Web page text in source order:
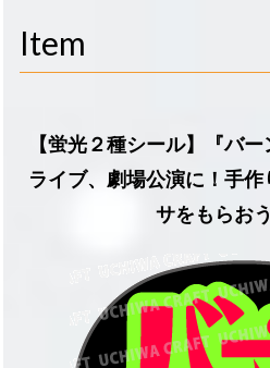
Item
【蛍光２種シール】『バ
ライブ、劇場公演に！手
サをもらお